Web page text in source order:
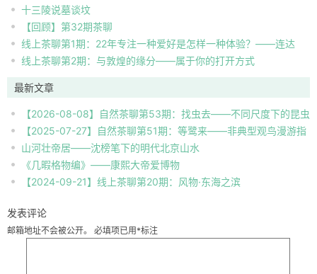
十三陵说墓谈坟
【回顾】第32期茶聊
线上茶聊第1期：22年专注一种爱好是怎样一种体验？——连达
《寻访山西古庙》书本分享会
线上茶聊第2期：与敦煌的缘分——属于你的打开方式
最新文章
【2026-08-08】自然茶聊第53期：找虫去——不同尺度下的昆虫
自然观察
【2025-07-27】自然茶聊第51期：等鹭来——非典型观鸟漫游指
南
山河壮帝居——沈榜笔下的明代北京山水
《几暇格物编》——康熙大帝爱博物
【2024-09-21】线上茶聊第20期：风物·东海之滨
发表评论
邮箱地址不会被公开。 必填项已用*标注